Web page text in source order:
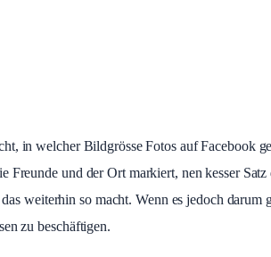
in welcher Bildgrösse Fotos auf Facebook
und der Ort markiert, nen kesser
weiterhin so macht. Wenn es jedoch darum
zu beschäftigen.